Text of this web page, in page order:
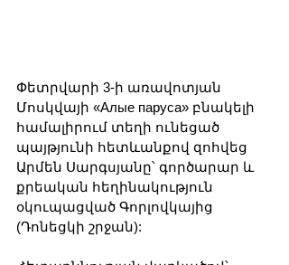
Փետրվարի 3-ի առավոտյան
Մոսկվայի «Алые паруса» բնակելի
համալիրում տեղի ունեցած
պայթյունի հետևանքով զոհվեց
Արմեն Սարգսյանը՝ գործարար և
քրեական հեղինակություն
օկուպացված Գորլովկայից
(Դոնեցկի շրջան):